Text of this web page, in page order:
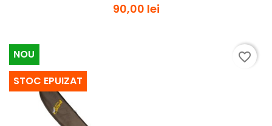
90,00 lei
NOU
STOC EPUIZAT
favorite_border